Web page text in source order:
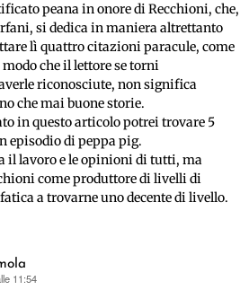
peana in onore di Recchioni, che,
si dedica in maniera altrettanto
lì quattro citazioni paracule, come
che il lettore se torni
riconosciute, non significa
che mai buone storie.
in questo articolo potrei trovare 5
episodio di peppa pig.
il lavoro e le opinioni di tutti, ma
come produttore di livelli di
a trovarne uno decente di livello.
11:54